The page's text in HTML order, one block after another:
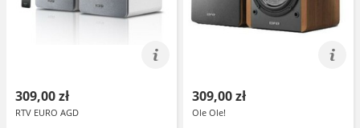
309,00 zł
RTV EURO AGD
309,00 zł
Ole Ole!